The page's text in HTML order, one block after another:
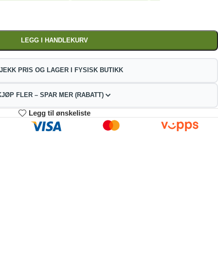
LEGG I HANDLEKURV
PRIS OG LAGER I FYSISK BUTIKK
FLER – SPAR MER (RABATT)
3-4 5-9
kr
10+
235.69 kr
Legg til ønskeliste